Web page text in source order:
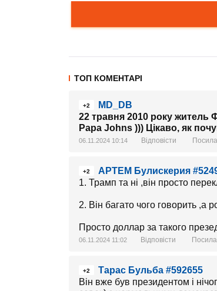
ТОП КОМЕНТАРІ
+2
MD_DB
22 травня 2010 року житель
Papa Johns ))) Цікаво, як
06.11.2024 10:14 Відповісти
+2
АРТЕМ Булискерия
1. Трамп та ні ,він просто
2. Він багато чого говорить ,а
Просто доллар за такого
06.11.2024 11:02 Відповісти
+2
Тарас Бульба #592655
Він вже був президентом і